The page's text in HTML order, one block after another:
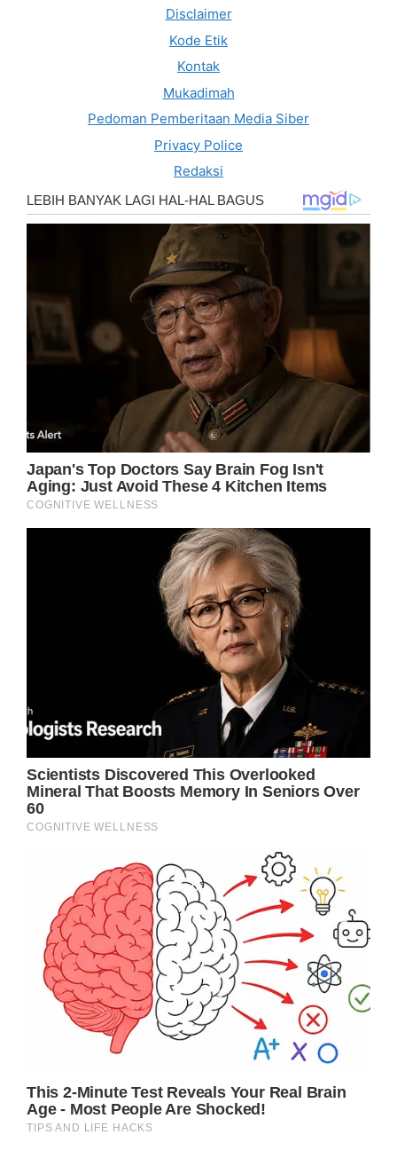
Disclaimer
Kode Etik
Kontak
Mukadimah
Pedoman Pemberitaan Media Siber
Privacy Police
Redaksi